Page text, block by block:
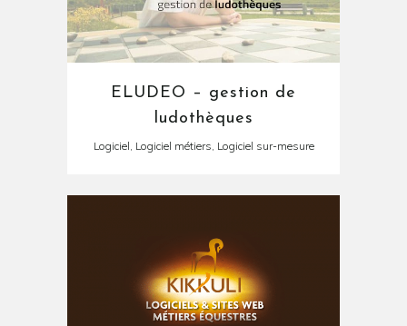
ELUDEO – gestion de
ludothèques
Logiciel, Logiciel métiers, Logiciel sur-mesure